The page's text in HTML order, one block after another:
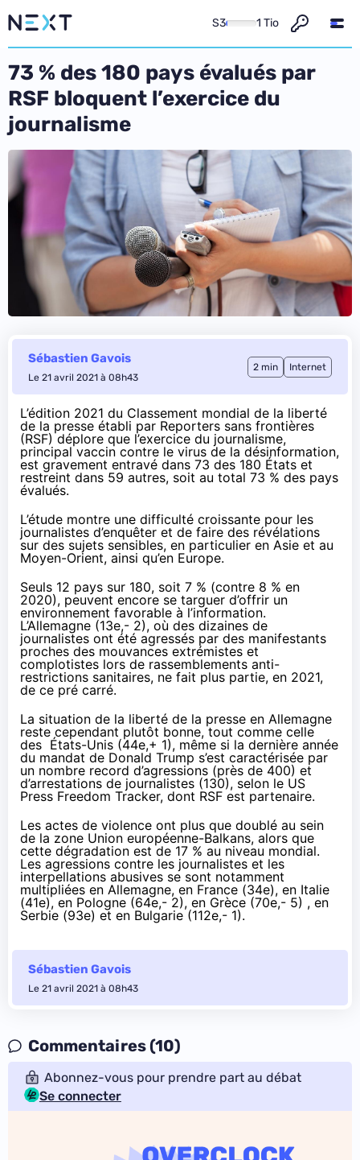
S3 1 Tio
73 % des 180 pays évalués par
RSF bloquent l’exercice du
journalisme
Sébastien Gavois
Le 21 avril 2021 à 08h43
2 min Internet
L’édition 2021 du Classement mondial de la liberté
de la presse établi par Reporters sans frontières
(RSF)déplore que l’exercice du journalisme,
principal vaccin contre le virus de la désinformation,
est gravement entravé dans 73 des 180 États et
restreint dans 59 autres, soit au total 73 % des pays
évalués.
L’étude montre une difficulté croissante pour les
journalistes d’enquêter et de faire des révélations
sur des sujets sensibles, en particulier en Asie et au
Moyen-Orient, ainsi qu’en Europe.
Seuls 12 pays sur 180, soit 7 % (contre 8 % en
2020), peuvent encore se targuer d’offrir un
environnement favorable à l’information.
L’Allemagne (13e,- 2), où des dizaines de
journalistes ont été agressés par des manifestants
proches des mouvances extrémistes et
complotistes lors de rassemblements anti-
restrictions sanitaires, ne fait plus partie, en 2021,
de ce pré carré.
La situation de la liberté de la presse en Allemagne
reste cependant plutôt bonne, tout comme celle
des États-Unis (44e,+ 1), même si la dernière année
du mandat de Donald Trump s’est caractérisée par
un nombre record d’agressions (près de 400) et
d’arrestations de journalistes (130), selon le US
Press Freedom Tracker, dont RSF est partenaire.
Les actes de violence ont plus que doublé au sein
de la zone Union européenne-Balkans, alors que
cette dégradation est de 17 % au niveau mondial.
Les agressions contre les journalistes et les
interpellations abusives se sont notamment
multipliées en Allemagne, en France (34e), en Italie
(41e), en Pologne (64e,- 2), en Grèce (70e,- 5) , en
Serbie (93e) et en Bulgarie (112e,- 1).
Sébastien Gavois
Le 21 avril 2021 à 08h43
Commentaires (10)
Abonnez-vous pour prendre part au débat
Se connecter